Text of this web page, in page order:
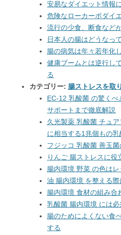
安易なダイエット情報
危険なローカーボダイ
流行の少食、断食など
日本人の腸はどうなっ
腸の病気は年々若年化
健康ブームとは逆行し
る
カテゴリー: 腸ストレスを取
EC-12 乳酸菌 の驚く
サポートまで徹底解説
久光製薬 乳酸菌 チュ
に相当する1兆個もの
フジッコ 乳酸菌 善玉菌
りんご 腸ストレスに役
腸内環境 野菜 の色は
油 腸内環境 を整える
腸内環境 食材の組み合
乳酸菌 腸内環境 には必
腸のためによくない食
する